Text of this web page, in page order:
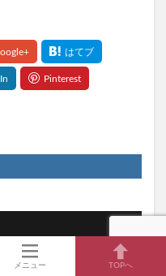
報をチェックしよう！
メニュー TOPへ